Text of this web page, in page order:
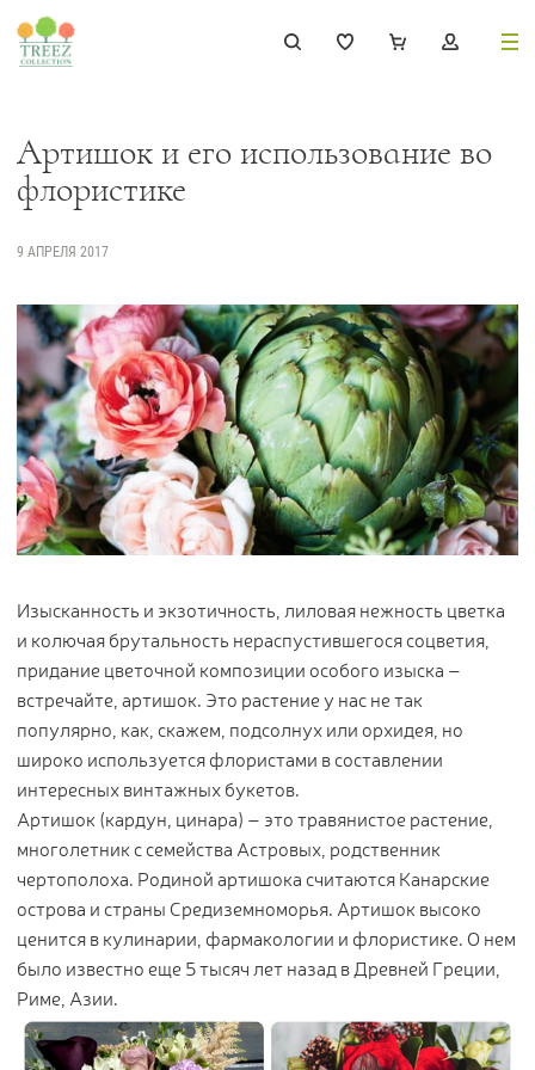
Каталог
Деревья 239
Растения, кусты, мох и трава 221
Ампельные растения 70
Кашпо 256
Дизайнерские композиции 17
Цветы 123
Готовые решения от Treez
Алфавитный указатель
Прайс-листы и каталоги
О Treez
Доставка и оплата
Вопросы и ответы
Артишок и его использование во
флористике
9 АПРЕЛЯ 2017
Изысканность и экзотичность, лиловая нежность цветка
и колючая брутальность нераспустившегося соцветия,
придание цветочной композиции особого изыска –
встречайте, артишок. Это растение у нас не так
популярно, как, скажем, подсолнух или орхидея, но
широко используется флористами в составлении
интересных винтажных букетов.
Артишок (кардун, цинара) – это травянистое растение,
многолетник с семейства Астровых, родственник
чертополоха. Родиной артишока считаются Канарские
острова и страны Средиземноморья. Артишок высоко
ценится в кулинарии, фармакологии и флористике. О нем
было известно еще 5 тысяч лет назад в Древней Греции,
Риме, Азии.